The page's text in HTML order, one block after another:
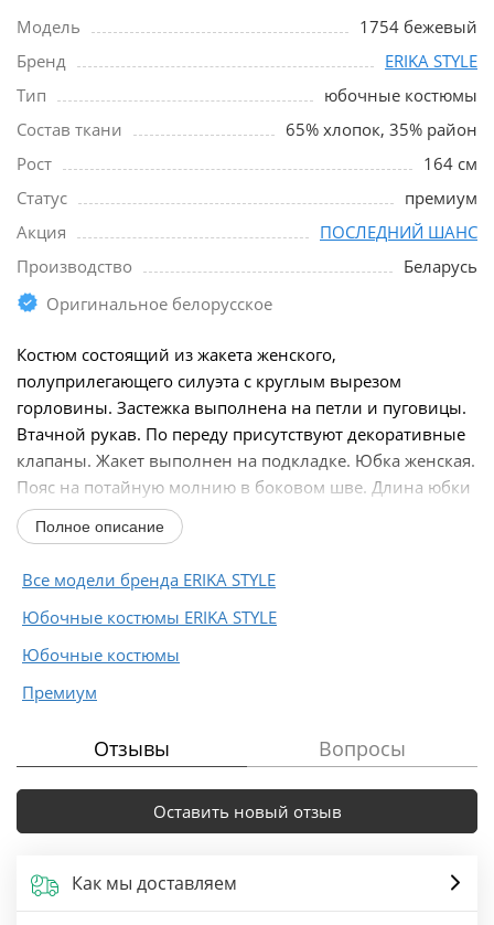
Модель
1754 бежевый
Бренд
ERIKA STYLE
Тип
юбочные костюмы
Состав ткани
65% хлопок, 35% район
Рост
164 см
Статус
премиум
Акция
ПОСЛЕДНИЙ ШАНС
Производство
Беларусь
Оригинальное белорусское
Костюм состоящий из жакета женского,
полуприлегающего силуэта с круглым вырезом
горловины. Застежка выполнена на петли и пуговицы.
Втачной рукав. По переду присутствуют декоративные
клапаны. Жакет выполнен на подкладке. Юбка женская.
Пояс на потайную молнию в боковом шве. Длина юбки
выше...
Полное описание
Все модели бренда ERIKA STYLE
Юбочные костюмы ERIKA STYLE
Юбочные костюмы
Премиум
Отзывы Вопросы
Оставить новый отзыв
Как мы доставляем